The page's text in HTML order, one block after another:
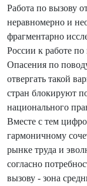
Работа по вызову
неравномерно и
фрагментарно
России к работе
Опасения по
отвергать такой
стран блокируют
национального
Вместе с тем
гармоничному
рынке труда и
согласно
вызову - зона